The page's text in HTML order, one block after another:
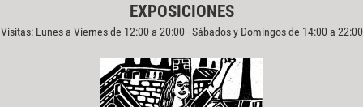
EXPOSICIONES
Visitas: Lunes a Viernes de 12:00 a 20:00 - Sábados y Domingos de 14:00 a 22:00